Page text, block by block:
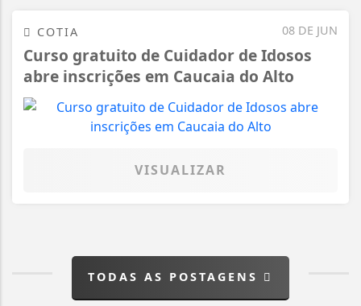
08 DE JUN
COTIA
Curso gratuito de Cuidador de Idosos
abre inscrições em Caucaia do Alto
VISUALIZAR
TODAS AS POSTAGENS